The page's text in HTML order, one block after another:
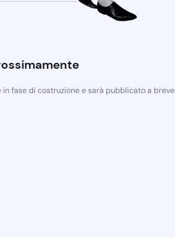
in fase di costruzione e sarà pubblicato a breve